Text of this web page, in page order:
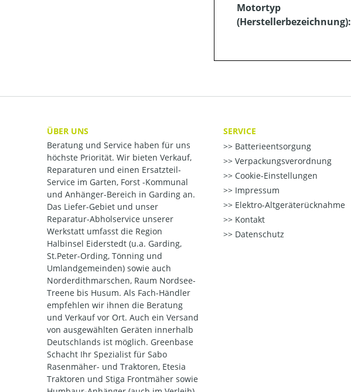
Motortyp
(Herstellerbezeichnung):
ÜBER UNS
Beratung und Service haben für uns
höchste Priorität. Wir bieten Verkauf,
Reparaturen und einen Ersatzteil-
Service im Garten, Forst -Kommunal
und Anhänger-Bereich in Garding an.
Das Liefer-Gebiet und unser
Reparatur-Abholservice unserer
Werkstatt umfasst die Region
Halbinsel Eiderstedt (u.a. Garding,
St.Peter-Ording, Tönning und
Umlandgemeinden) sowie auch
Norderdithmarschen, Raum Nordsee-
Treene bis Husum. Als Fach-Händler
empfehlen wir ihnen die Beratung
und Verkauf vor Ort. Auch ein Versand
von ausgewählten Geräten innerhalb
Deutschlands ist möglich. Greenbase
Schacht Ihr Spezialist für Sabo
Rasenmäher- und Traktoren, Etesia
Traktoren und Stiga Frontmäher sowie
SERVICE
Batterieentsorgung
Verpackungsverordnung
Cookie-Einstellungen
Impressum
Elektro-Altgeräterücknahme
Kontakt
Datenschutz